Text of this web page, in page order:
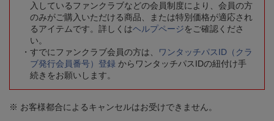
入しているファンクラブなどの会員制度により、会員の方
のみがご購入いただける商品、または特別価格が適応され
るアイテムです。詳しくはヘルプページをご確認くださ
い。
すでにファンクラブ会員の方は、
ワンタッチパスID（クラ
ブ発行会員番号）登録 からワンタッチパスIDの紐付け手
続きをお願いします。
※ お客様都合によるキャンセルはお受けできません。